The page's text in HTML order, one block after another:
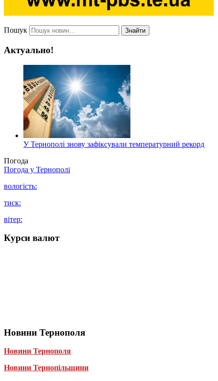
Пошук Знайти
Актуально!
У Тернополі знову зафіксували температурний рекорд
Погода
Погода у Тернополі
вологість:
тиск:
вітер:
Курси валют
Новини Тернополя
Новини Тернополя
Новини Тернопільщини